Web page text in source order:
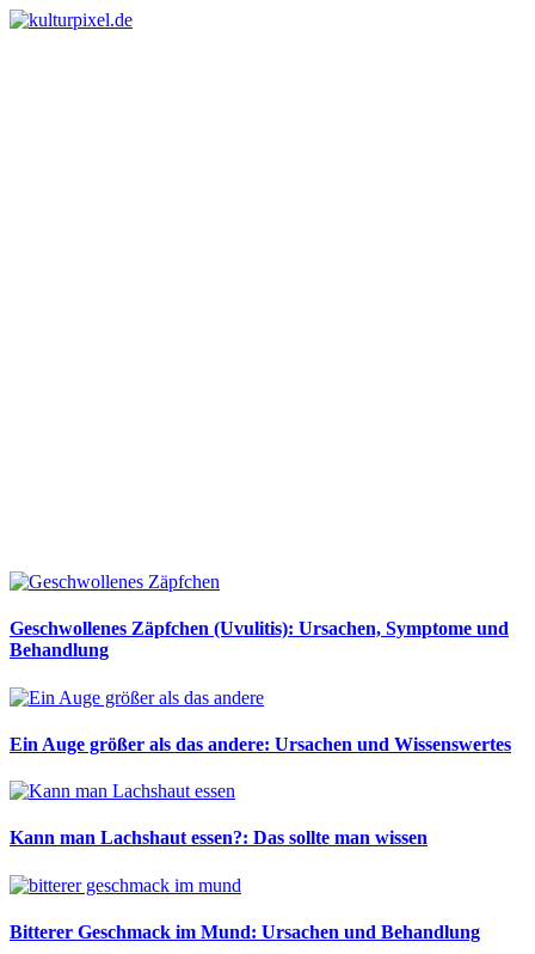
Geschwollenes Zäpfchen (Uvulitis): Ursachen, Symptome und
Behandlung
Ein Auge größer als das andere: Ursachen und Wissenswertes
Kann man Lachshaut essen?: Das sollte man wissen
Bitterer Geschmack im Mund: Ursachen und Behandlung